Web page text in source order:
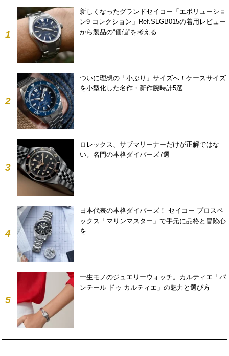
1
新しくなったグランドセイコー「エボリューショ
ン9 コレクション」Ref.SLGB015の着用レビュー
から製品の“価値”を考える
2
ついに理想の「小ぶり」サイズへ！ケースサイズ
を小型化した名作・新作腕時計5選
3
ロレックス、サブマリーナーだけが正解ではな
い。名門の本格ダイバーズ7選
4
日本代表の本格ダイバーズ！ セイコー プロスペ
ックス「マリンマスター」で手元に品格と冒険心
を
5
一生モノのジュエリーウォッチ。カルティエ「パ
ンテール ドゥ カルティエ」の魅力と選び方